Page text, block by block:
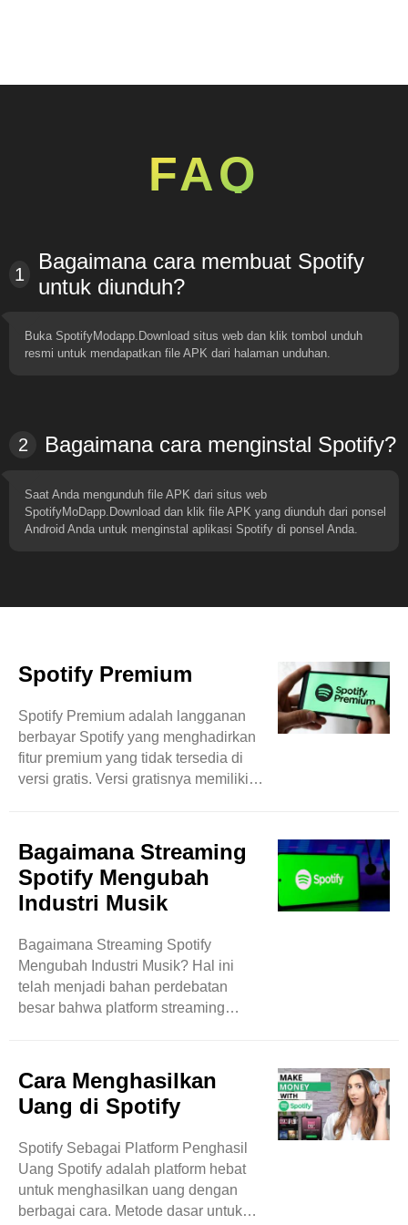
FAQ
1
Bagaimana cara membuat Spotify
untuk diunduh?
Buka SpotifyModapp.Download situs web dan klik tombol unduh
resmi untuk mendapatkan file APK dari halaman unduhan.
2 Bagaimana cara menginstal Spotify?
Saat Anda mengunduh file APK dari situs web
SpotifyMoDapp.Download dan klik file APK yang diunduh dari ponsel
Android Anda untuk menginstal aplikasi Spotify di ponsel Anda.
Spotify Premium
Spotify Premium adalah langganan
berbayar Spotify yang menghadirkan
fitur premium yang tidak tersedia di
versi gratis. Versi gratisnya memiliki
keterbatasan. Oleh karena itu, sangat
bermanfaat untuk menggunakan
paket premium untuk memperluas
jangkauan penuh ke platform musik
paket berlangganan. Harga dan fitur
yang ditawarkan mungkin berbeda
dari satu negara ke negara lain. Ada
rencana dasar satu ..
Bagaimana Streaming
Spotify Mengubah
Industri Musik
Bagaimana Streaming Spotify
Mengubah Industri Musik? Hal ini
telah menjadi bahan perdebatan
besar bahwa platform streaming
pada industri musik. Di masa lalu,
rekaman musik, kaset audio, dan
album musik merupakan cara umum
awal tahun 2000-an, industri musik
didigitalkan oleh streaming musik. Di
sini kita akan membahas 5 cara
utama bagaimana streaming telah
Cara Menghasilkan
Uang di Spotify
Spotify Sebagai Platform Penghasil
Uang Spotify adalah platform hebat
untuk menghasilkan uang dengan
berbagai cara. Metode dasar untuk